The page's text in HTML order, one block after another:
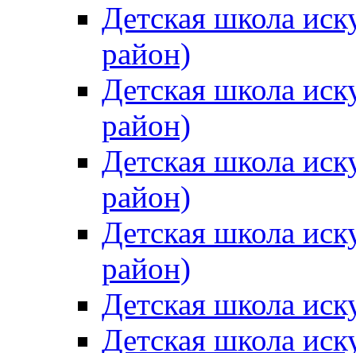
Детская школа
район)
Детская школа
район)
Детская школа
район)
Детская школа
район)
Детская школа
Детская школа